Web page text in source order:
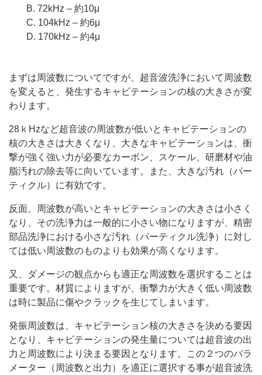
B. 72kHz – 約10μ
C. 104kHz – 約6μ
D. 170kHz – 約4μ
まずは周波数についてですが、超音波洗浄において周波数
を変えると、発生するキャビテーションの核の大きさが変
わります。
28ｋHzなど超音波の周波数が低いとキャビテーションの
核の大きさは大きくなり、大きなキャビテーションは、衝
撃が強く強い力が必要なカーボン、スケール、研磨材や油
脂汚れの除去等に向いています。また、大きな汚れ（パー
ティクル）に有効です。
反面、周波数が高いとキャビテーションの大きさは小さく
なり、その洗浄力は一般的に小さい物になりますが、精密
部品洗浄における小さな汚れ（パーティクル洗浄）に対し
ては低い周波数のものよりも効果が高くなります。
又、ダメージの観点からも適正な周波数を選択することは
重要です。材質によりますが、衝撃力が大きく低い周波数
は時に製品に傷やクラックを生じてしまいます。
発振周波数は、キャビテーション核の大きさを決める要因
となり、キャビテーションの発生量については超音波の出
力と周波数により決まる要因となります。この２つのパラ
メーター（周波数と出力）を適正に選択する事が超音波洗